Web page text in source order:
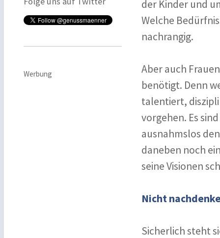
Werbung
der Kinder und
Welche
nachrangig.
Aber auch
benötigt. Denn
talentiert,
vorgehen. Es
ausnahmslos
daneben noch
seine Visionen
Nicht
Sicherlich steht